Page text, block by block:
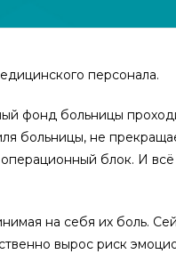
персонала.
фонд больницы
больницы, не
блок. И
на себя их боль.
вырос риск